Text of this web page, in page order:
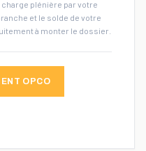
charge plénière par votre
et le solde de votre
à monter le dossier.
OPCO